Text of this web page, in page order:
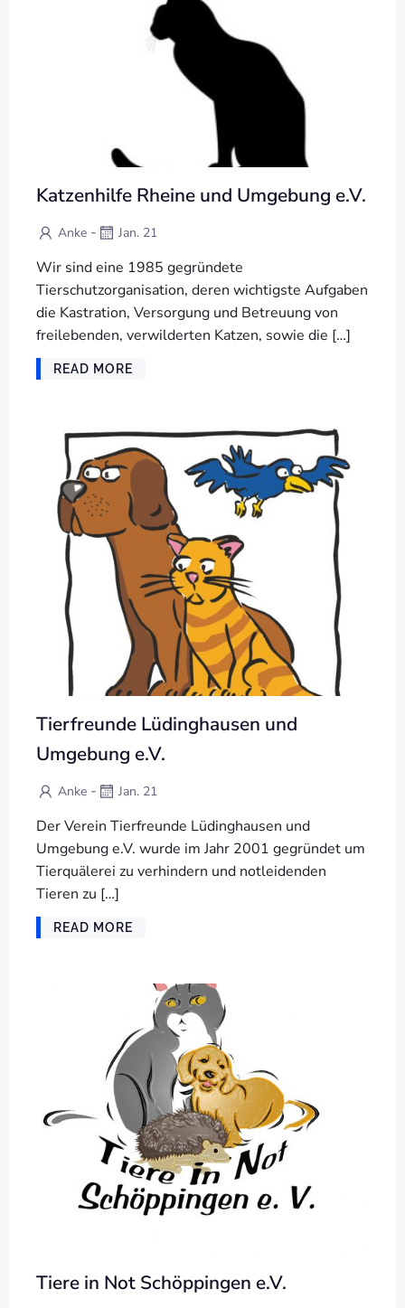
Katzenhilfe Rheine und Umgebung e.V.
Anke - Jan. 21
Wir sind eine 1985 gegründete
Tierschutzorganisation, deren wichtigste Aufgaben
die Kastration, Versorgung und Betreuung von
freilebenden, verwilderten Katzen, sowie die […]
READ MORE
Tierfreunde Lüdinghausen und
Umgebung e.V.
Anke - Jan. 21
Der Verein Tierfreunde Lüdinghausen und
Umgebung e.V. wurde im Jahr 2001 gegründet um
Tierquälerei zu verhindern und notleidenden
Tieren zu […]
READ MORE
Tiere in Not Schöppingen e.V.